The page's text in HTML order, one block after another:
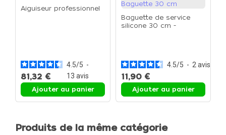
Aiguiseur professionnel
4.5/5 -
13 avis
81,32 €
Ajouter au panier
Baguette de service
silicone 30 cm -
4.5/5 - 2avis
11,90 €
Ajouter au panier
Produits de la même catégorie